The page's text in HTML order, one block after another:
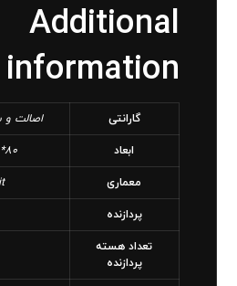
Additional
information
گارانتی اصالت و
ابعاد 80* 265 میلیمتر
معماری
پردازنده
تعداد هسته
پردازنده